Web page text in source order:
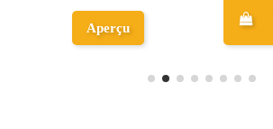
Aperçu